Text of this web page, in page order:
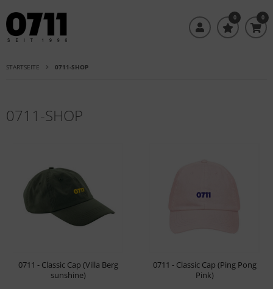
0 0
STARTSEITE 0711-SHOP
0711-SHOP
0711 - Classic Cap (Villa Berg
sunshine)
0711 - Classic Cap (Ping Pong
Pink)